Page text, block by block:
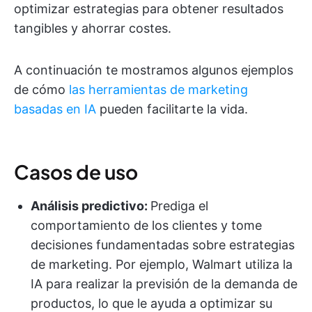
optimizar estrategias para obtener resultados
tangibles y ahorrar costes.
A continuación te mostramos algunos ejemplos
de cómo las herramientas de marketing
basadas en IA pueden facilitarte la vida.
Casos de uso
Análisis predictivo: Prediga el
comportamiento de los clientes y tome
decisiones fundamentadas sobre estrategias
de marketing. Por ejemplo, Walmart utiliza la
IA para realizar la previsión de la demanda de
productos, lo que le ayuda a optimizar su